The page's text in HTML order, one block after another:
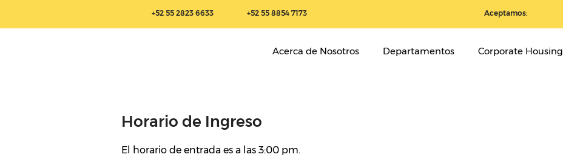
+52 55 2823 6633 +52 55 8854 7173 Aceptamos:
Acerca de Nosotros Departamentos Corporate Housing
Horario de Ingreso
El horario de entrada es a las 3:00 pm.